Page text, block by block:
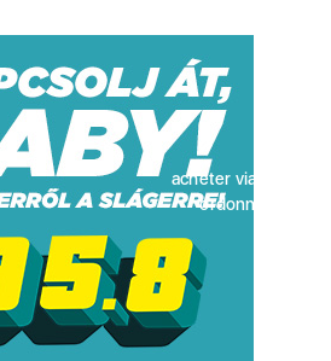
acheter viagra sans
ordonnance